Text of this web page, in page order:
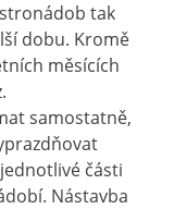
tak
dobu. Kromě
měsících
samostatně,
části
Nástavba